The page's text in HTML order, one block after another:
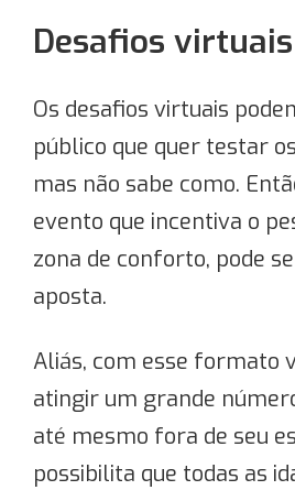
Desafios virtuais
Os desafios virtuais
público que quer testar
mas não sabe como.
evento que incentiva o
zona de conforto, pode
aposta.
Aliás, com esse formato
atingir um grande
até mesmo fora de seu
possibilita que todas as